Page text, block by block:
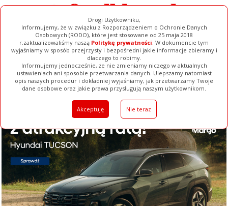
Drogi Użytkowniku,
Informujemy, że w związku z Rozporządzeniem o Ochronie Danych
Osobowych (RODO), które jest stosowane od 25 maja 2018
r.zaktualizowaliśmy naszą Politykę prywatności. W dokumencie tym
wyjaśniamy w sposób przejrzysty i bezpośredni jakie informacje zbieramy i
dlaczego to robimy.
Informujemy jednocześnie, że nie zmieniamy niczego w aktualnych
ustawieniach ani sposobie przetwarzania danych. Ulepszamy natomiast
opis naszych procedur i dokładniej wyjaśniamy, jak przetwarzamy Twoje
dane osobowe oraz jakie prawa przysługują naszym użytkownikom.
Akceptuję Nie teraz
Ogłoszenia Filmy Galerie Baza Firm Pełna Wersja